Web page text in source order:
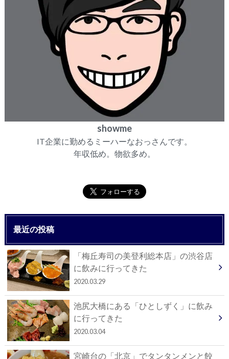
showme
IT企業に勤めるミーハーなおっさんです。
年収低め。物欲多め。
最近の投稿
「梅丘寿司の美登利総本店」の渋谷店
に飲みに行ってきた
2020.03.29
池尻大橋にある「ひとしずく」に飲み
に行ってきた
2020.03.04
宮崎台の「北京」でタンタンメンと餃